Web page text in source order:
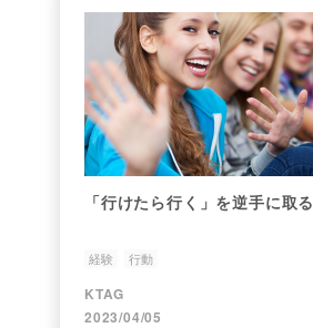
「行けたら行く」を逆手に取る
経験 行動
KTAG
2023/04/05